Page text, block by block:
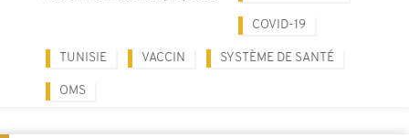
COVID-19
TUNISIE VACCIN SYSTÈME DE SANTÉ
OMS